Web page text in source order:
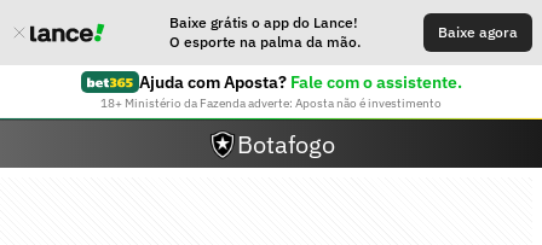
Baixe grátis o app do Lance!
O esporte na palma da mão.
Baixe agora
Ajuda com Aposta? Fale com o assistente.
18+ Ministério da Fazenda adverte: Aposta não é investimento
Botafogo